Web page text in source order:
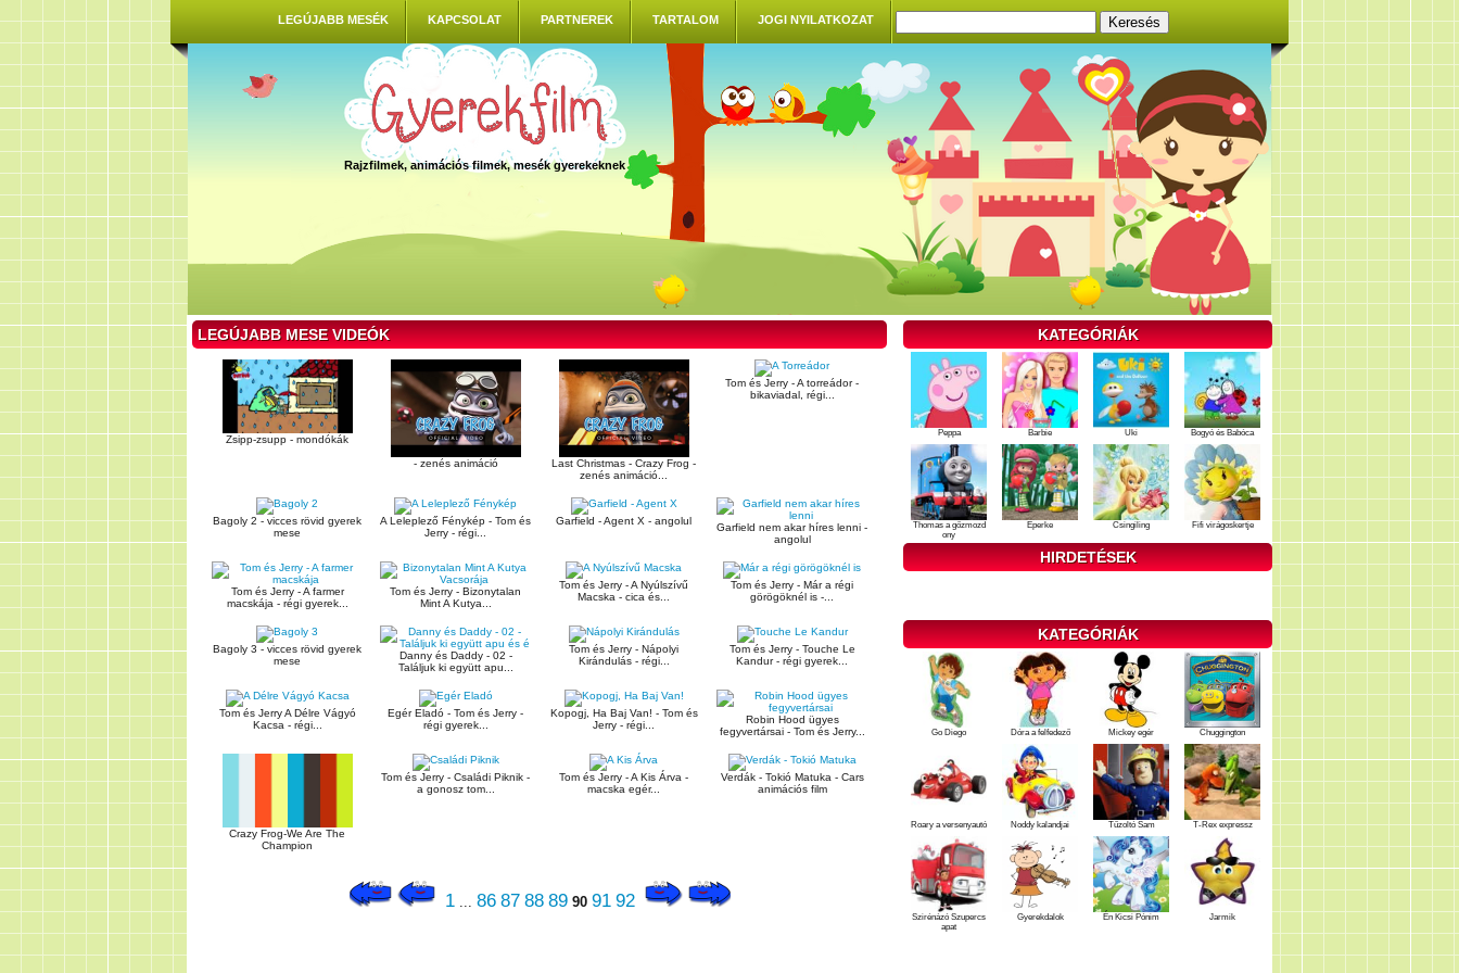
LEGÚJABB MESÉK KAPCSOLAT PARTNEREK TARTALOM JOGI NYILATKOZAT
Rajzfilmek, animációs filmek, mesék gyerekeknek
LEGÚJABB MESE VIDEÓK
Zsipp-zsupp - mondókák
- zenés animáció
Last Christmas - Crazy Frog -
zenés animáció...
Tom és Jerry - A torreádor -
bikaviadal, régi...
Bagoly 2 - vicces rövid gyerek
mese
A Leleplező Fénykép - Tom és
Jerry - régi...
Garfield - Agent X - angolul
Garfield nem akar híres lenni -
angolul
Tom és Jerry - A farmer
macskája - régi gyerek...
Tom és Jerry - Bizonytalan
Mint A Kutya...
Tom és Jerry - A Nyúlszívű
Macska - cica és...
Tom és Jerry - Már a régi
görögöknél is -...
Bagoly 3 - vicces rövid gyerek
mese
Danny és Daddy - 02 -
Találjuk ki együtt apu...
Tom és Jerry - Nápolyi
Kirándulás - régi...
Tom és Jerry - Touche Le
Kandur - régi gyerek...
Tom és Jerry A Délre Vágyó
Kacsa - régi...
Egér Eladó - Tom és Jerry -
régi gyerek...
Kopogj, Ha Baj Van! - Tom és
Jerry - régi...
Robin Hood ügyes
fegyvertársai - Tom és Jerry...
Crazy Frog-We Are The
Champion
Tom és Jerry - Családi Piknik -
a gonosz tom...
Tom és Jerry - A Kis Árva -
macska egér...
Verdák - Tokió Matuka - Cars
animációs film
1... 86 87 88 89 90 91 92
KATEGÓRIÁK
Peppa Barbie Uki Bogyó és Babóca
Thomas a gőzmozd
ony
Eperke Csingiling Fifi virágoskertje
HIRDETÉSEK
KATEGÓRIÁK
Go Diego Dóra a felfedező Mickey egér Chuggington
Roary a versenyautó Noddy kalandjai Tűzoltó Sam T-Rex expressz
Szirénázó Szupercs
apat
Gyerekdalok Én Kicsi Pónim Jarmik